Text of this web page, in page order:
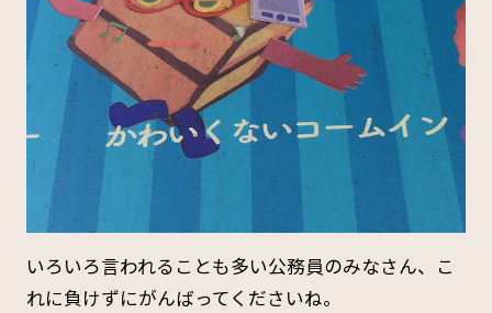
いろいろ言われることも多い公務員のみなさん、こ
れに負けずにがんばってくださいね。